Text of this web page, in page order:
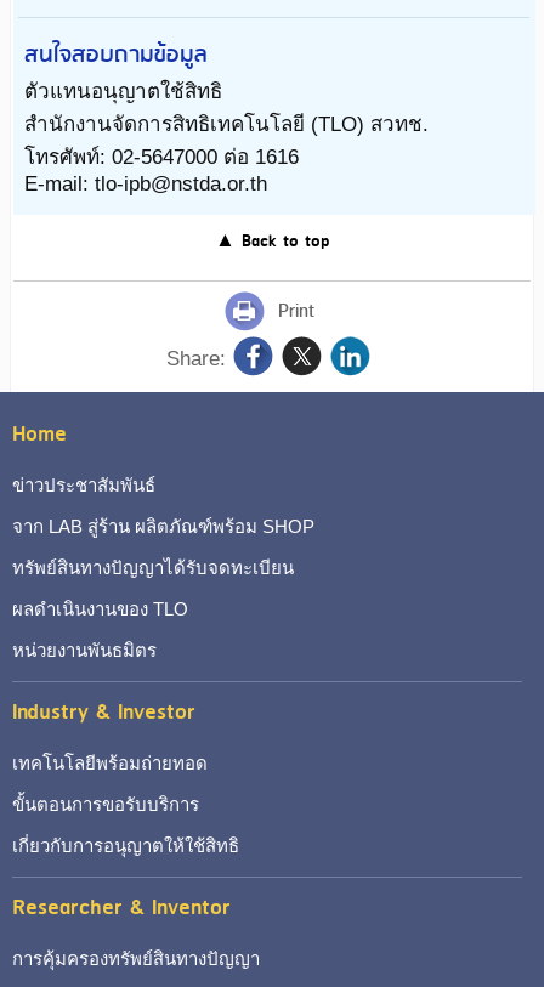
สนใจสอบถามข้อมูล
ตัวแทนอนุญาตใช้สิทธิ
สำนักงานจัดการสิทธิเทคโนโลยี (TLO) สวทช.
โทรศัพท์: 02-5647000 ต่อ 1616
E-mail: tlo-ipb@nstda.or.th
▲ Back to top
Print
Share:
Home
ข่าวประชาสัมพันธ์
จาก LAB สู่ร้าน ผลิตภัณฑ์พร้อม SHOP
ทรัพย์สินทางปัญญาได้รับจดทะเบียน
ผลดำเนินงานของ TLO
หน่วยงานพันธมิตร
Industry & Investor
เทคโนโลยีพร้อมถ่ายทอด
ขั้นตอนการขอรับบริการ
เกี่ยวกับการอนุญาตให้ใช้สิทธิ
Researcher & Inventor
การคุ้มครองทรัพย์สินทางปัญญา